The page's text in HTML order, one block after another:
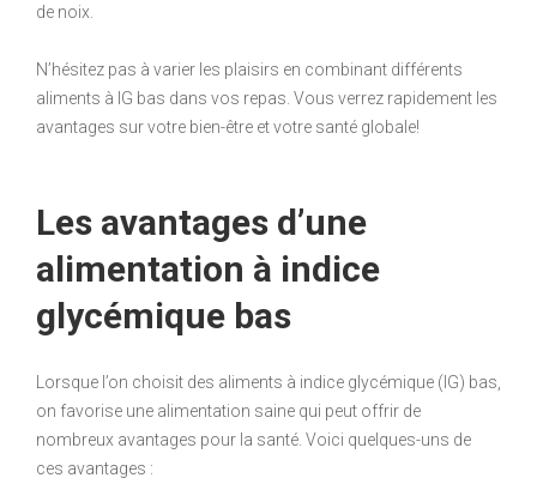
de noix.
N’hésitez pas à varier les plaisirs en combinant différents
aliments à IG bas dans vos repas. Vous verrez rapidement les
avantages sur votre bien-être et votre santé globale!
Les avantages d’une
alimentation à indice
glycémique bas
Lorsque l’on choisit des aliments à indice glycémique (IG) bas,
on favorise une alimentation saine qui peut offrir de
nombreux avantages pour la santé. Voici quelques-uns de
ces avantages :